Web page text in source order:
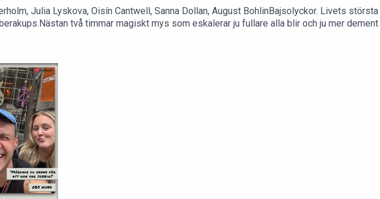
Julia Lyskova, Oisín Cantwell, Sanna Dollan, August BohlinBajsolyckor. Livets
två timmar magiskt mys som eskalerar ju fullare alla blir och ju mer
och få HELA avsnittet!